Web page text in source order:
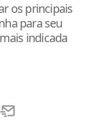
os principais
para seu
indicada